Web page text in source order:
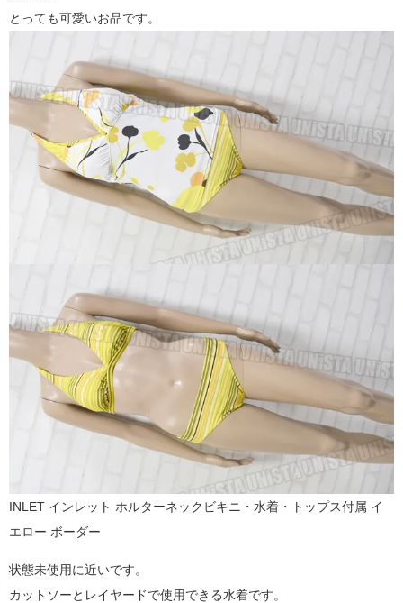
とっても可愛いお品です。
INLET インレット ホルターネックビキニ・水着・トップス付属 イ
エロー ボーダー
状態未使用に近いです。
カットソーとレイヤードで使用できる水着です。